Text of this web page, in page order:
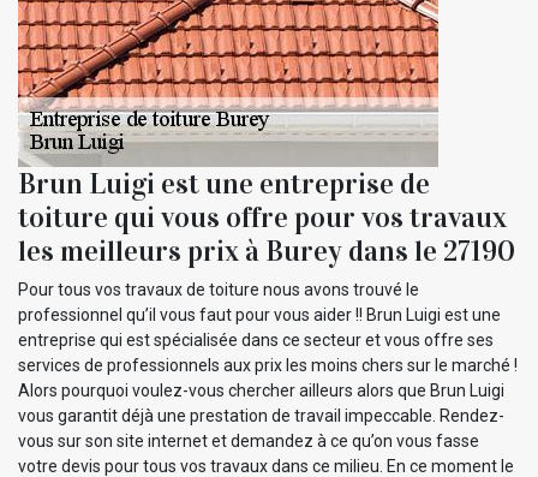
Brun Luigi est une entreprise de
toiture qui vous offre pour vos travaux
les meilleurs prix à Burey dans le 27190
Pour tous vos travaux de toiture nous avons trouvé le
professionnel qu’il vous faut pour vous aider !! Brun Luigi est une
entreprise qui est spécialisée dans ce secteur et vous offre ses
services de professionnels aux prix les moins chers sur le marché !
Alors pourquoi voulez-vous chercher ailleurs alors que Brun Luigi
vous garantit déjà une prestation de travail impeccable. Rendez-
vous sur son site internet et demandez à ce qu’on vous fasse
votre devis pour tous vos travaux dans ce milieu. En ce moment le